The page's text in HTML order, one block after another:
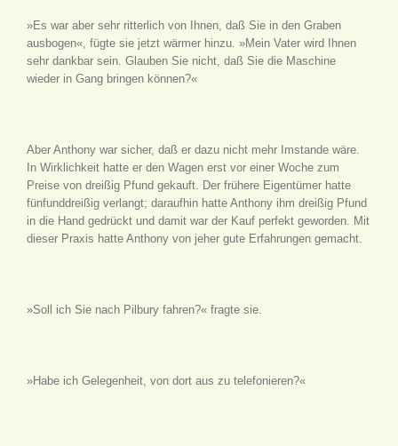
»Es war aber sehr ritterlich von Ihnen, daß Sie in den Graben
ausbogen«, fügte sie jetzt wärmer hinzu. »Mein Vater wird Ihnen
sehr dankbar sein. Glauben Sie nicht, daß Sie die Maschine
wieder in Gang bringen können?«
Aber Anthony war sicher, daß er dazu nicht mehr Imstande wäre.
In Wirklichkeit hatte er den Wagen erst vor einer Woche zum
Preise von dreißig Pfund gekauft. Der frühere Eigentümer hatte
fünfunddreißig verlangt; daraufhin hatte Anthony ihm dreißig Pfund
in die Hand gedrückt und damit war der Kauf perfekt geworden. Mit
dieser Praxis hatte Anthony von jeher gute Erfahrungen gemacht.
»Soll ich Sie nach Pilbury fahren?« fragte sie.
»Habe ich Gelegenheit, von dort aus zu telefonieren?«